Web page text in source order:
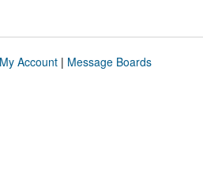
My Account| Message Boards